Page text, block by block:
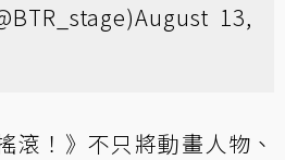
August 13,
滾！》不只將動畫人物、